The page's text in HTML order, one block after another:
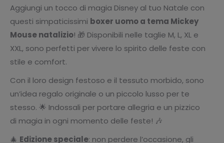
Aggiungi un tocco di magia Disney al tuo Natale con
questi simpaticissimi boxer uomo a tema Mickey
Mouse natalizio! 🎁 Disponibili nelle taglie M, L, XL e
XXL, sono perfetti per vivere lo spirito delle feste con
stile e comfort.
Con il loro design festoso e il tessuto morbido, sono
un’idea regalo originale o un piccolo lusso per te
stesso. 🌟 Indossali per portare allegria e un pizzico
di magia in ogni momento delle feste! 🎶
🎄 Edizione speciale: non perdere l’occasione, gli